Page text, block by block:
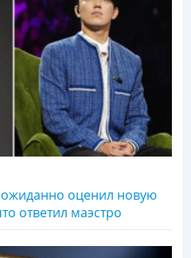
оценил новую
ответил маэстро